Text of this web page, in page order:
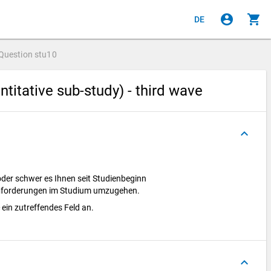
DE account_circle shopping_cart
stu10
sub-study) - third wave
keyboard_arrow_up
schwer es Ihnen seit Studienbeginn
im Studium umzugehen.
zutreffendes Feld an.
keyboard_arrow_up